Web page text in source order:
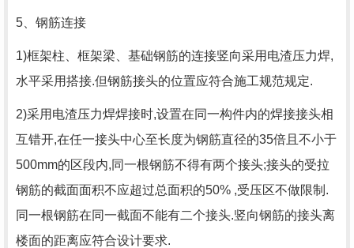
5、钢筋连接
1)框架柱、框架梁、基础钢筋的连接竖向采用电渣压力焊,
水平采用搭接.但钢筋接头的位置应符合施工规范规定.
2)采用电渣压力焊焊接时,设置在同一构件内的焊接接头相
互错开,在任一接头中心至长度为钢筋直径的35倍且不小于
500mm的区段内,同一根钢筋不得有两个接头;接头的受拉
钢筋的截面面积不应超过总面积的50% ,受压区不做限制.
同一根钢筋在同一截面不能有二个接头.竖向钢筋的接头离
楼面的距离应符合设计要求.